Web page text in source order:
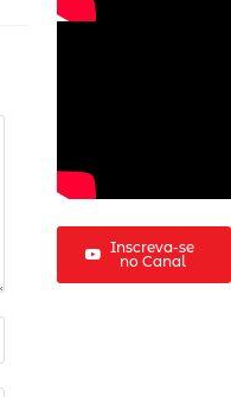
Inscreva-se
no Canal